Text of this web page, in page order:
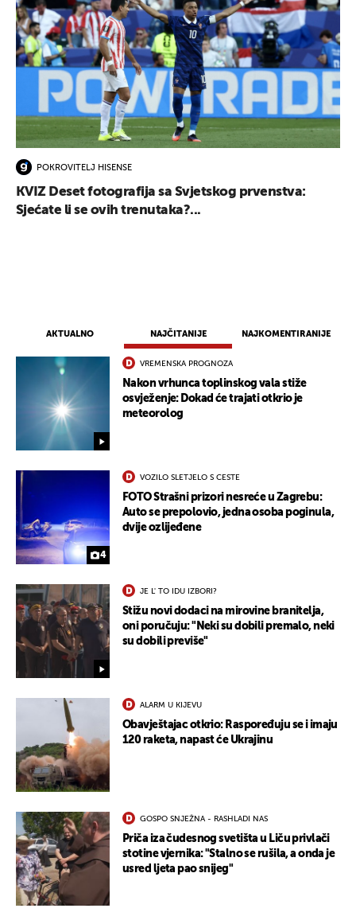
AKTUALNO NAJČITANIJE NAJKOMENTIRANIJE
VREMENSKA PROGNOZA
Nakon vrhunca toplinskog vala stiže
osvježenje: Dokad će trajati otkrio je
meteorolog
4
VOZILO SLETJELO S CESTE
FOTO Strašni prizori nesreće u Zagrebu:
Auto se prepolovio, jedna osoba poginula,
dvije ozlijeđene
JE L' TO IDU IZBORI?
Stižu novi dodaci na mirovine branitelja,
oni poručuju: "Neki su dobili premalo, neki
su dobili previše"
ALARM U KIJEVU
Obavještajac otkrio: Raspoređuju se i imaju
120 raketa, napast će Ukrajinu
GOSPO SNJEŽNA - RASHLADI NAS
Priča iza čudesnog svetišta u Liču privlači
stotine vjernika: "Stalno se rušila, a onda je
usred ljeta pao snijeg"
POKROVITELJ HISENSE
KVIZ Deset fotografija sa Svjetskog prvenstva:
Sjećate li se ovih trenutaka?...